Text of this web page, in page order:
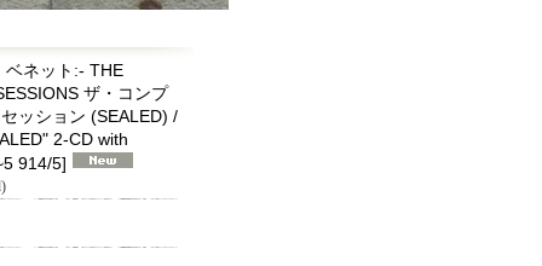
ベネット:- THE
ザ・コンプ
ッション (SEALED) /
2-CD with
914/5]